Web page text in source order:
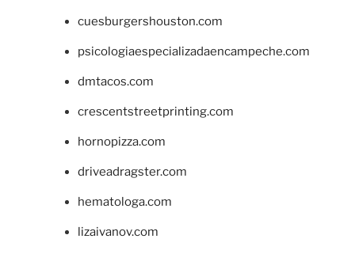
cuesburgershouston.com
psicologiaespecializadaencampeche.com
dmtacos.com
crescentstreetprinting.com
hornopizza.com
driveadragster.com
hematologa.com
lizaivanov.com